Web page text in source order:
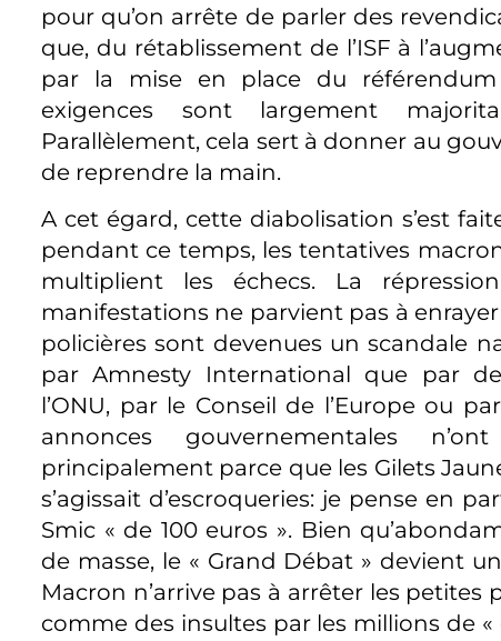
pour qu’on arrête de parler des
que, du rétablissement de l’ISF à
par la mise en place du référendum
exigences sont largement
Parallèlement, cela sert à donner au
de reprendre la main.
A cet égard, cette diabolisation s’est
pendant ce temps, les tentatives
multiplient les échecs. La
manifestations ne parvient pas à
policières sont devenues un scandale
par Amnesty International que par
l’ONU, par le Conseil de l’Europe ou
annonces gouvernementales
principalement parce que les Gilets
s’agissait d’escroqueries: je pense en
Smic « de 100 euros ». Bien
de masse, le « Grand Débat » devient
Macron n’arrive pas à arrêter les petites
comme des insultes par les millions de